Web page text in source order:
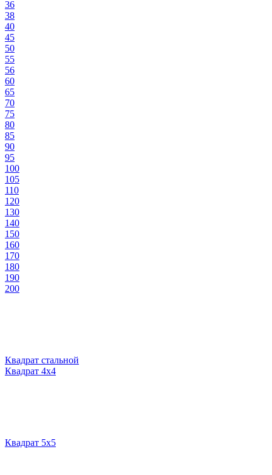
36
38
40
45
50
55
56
60
65
70
75
80
85
90
95
100
105
110
120
130
140
150
160
170
180
190
200
Квадрат стальной
Квадрат 4х4
Квадрат 5х5